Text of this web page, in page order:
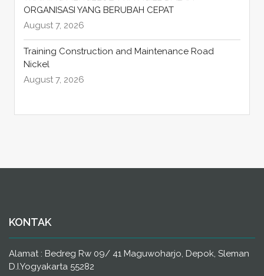
ORGANISASI YANG BERUBAH CEPAT
August 7, 2026
Training Construction and Maintenance Road
Nickel
August 7, 2026
KONTAK
Alamat : Bedreg Rw 09/ 41 Maguwoharjo, Depok, Sleman
D.I.Yogyakarta 55282